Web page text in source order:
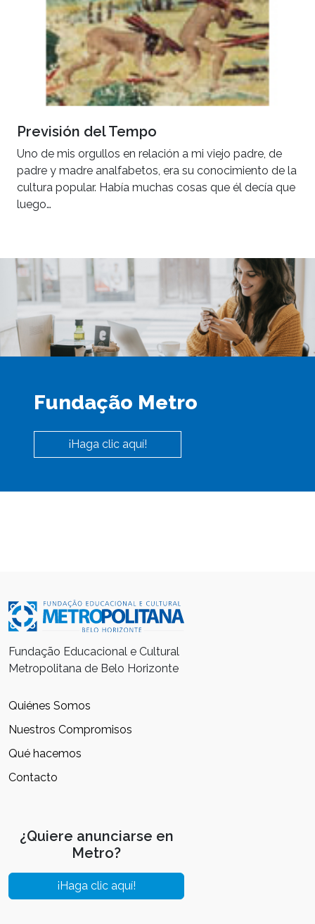
Previsión del Tempo
Uno de mis orgullos en relación a mi viejo padre, de
padre y madre analfabetos, era su conocimiento de la
cultura popular. Había muchas cosas que él decía que
luego…
Fundação Metro
¡Haga clic aquí!
Fundação Educacional e Cultural
Metropolitana de Belo Horizonte
Quiénes Somos
Nuestros Compromisos
Qué hacemos
Contacto
¿Quiere anunciarse en
Metro?
¡Haga clic aquí!